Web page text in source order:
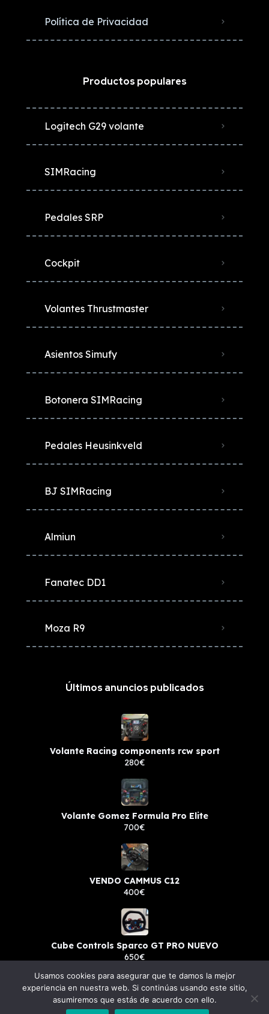
Política de Privacidad
Productos populares
Logitech G29 volante
SIMRacing
Pedales SRP
Cockpit
Volantes Thrustmaster
Asientos Simufy
Botonera SIMRacing
Pedales Heusinkveld
BJ SIMRacing
Almiun
Fanatec DD1
Moza R9
Últimos anuncios publicados
Volante Racing components rcw sport
280€
Volante Gomez Formula Pro Elite
700€
VENDO CAMMUS C12
400€
Cube Controls Sparco GT PRO NUEVO
650€
Usamos cookies para asegurar que te damos la mejor
experiencia en nuestra web. Si continúas usando este sitio,
asumiremos que estás de acuerdo con ello.